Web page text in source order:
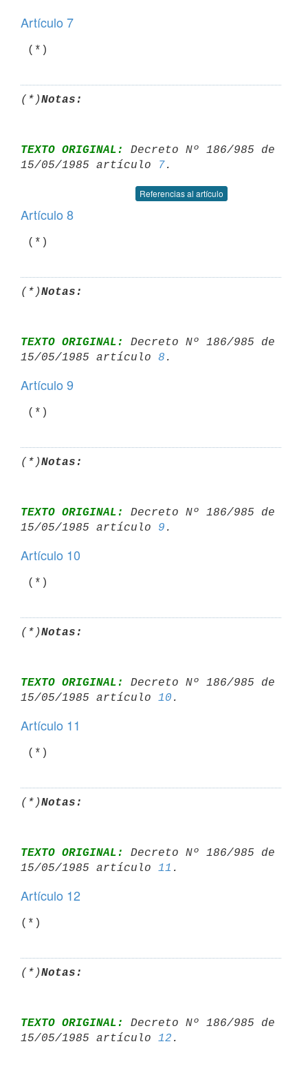
Artículo 7
(*)Notas:
TEXTO ORIGINAL:
Decreto Nº 186/985 de
15/05/1985 artículo
7
Referencias al artículo
Artículo 8
(*)Notas:
TEXTO ORIGINAL:
Decreto Nº 186/985 de
15/05/1985 artículo 8
Artículo 9
(*)Notas:
TEXTO ORIGINAL:
Decreto Nº 186/985 de
15/05/1985 artículo 9
Artículo 10
(*)Notas:
TEXTO ORIGINAL:
Decreto Nº 186/985 de
15/05/1985 artículo 10
Artículo 11
(*)Notas:
TEXTO ORIGINAL:
Decreto Nº 186/985 de
15/05/1985 artículo 11
Artículo 12
(*)Notas:
TEXTO ORIGINAL:
Decreto Nº 186/985 de
15/05/1985 artículo 12